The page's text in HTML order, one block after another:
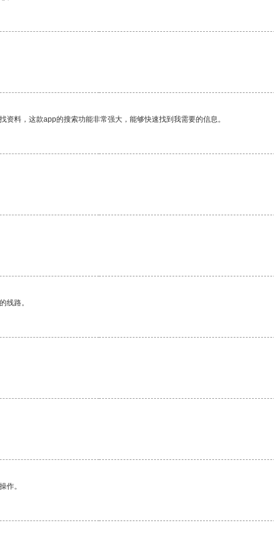
料，这款app的搜索功能非常强大，能够快速找到我需要的信息。
线路。
作。